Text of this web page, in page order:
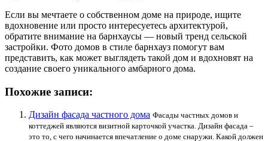
Если вы мечтаете о собственном доме на природе, ищите
вдохновение или просто интересуетесь архитектурой,
обратите внимание на барнхаусы — новый тренд сельской
застройки. Фото домов в стиле барнхауз помогут вам
представить, как может выглядеть такой дом и вдохновят на
создание своего уникального амбарного дома.
Похожие записи:
Дизайн фасада частного дома Фасады частных домов и
коттеджей являются визитной карточкой участка. Дизайн фасада –
это то, с чего начинается впечатление о доме снаружи. Какой должен